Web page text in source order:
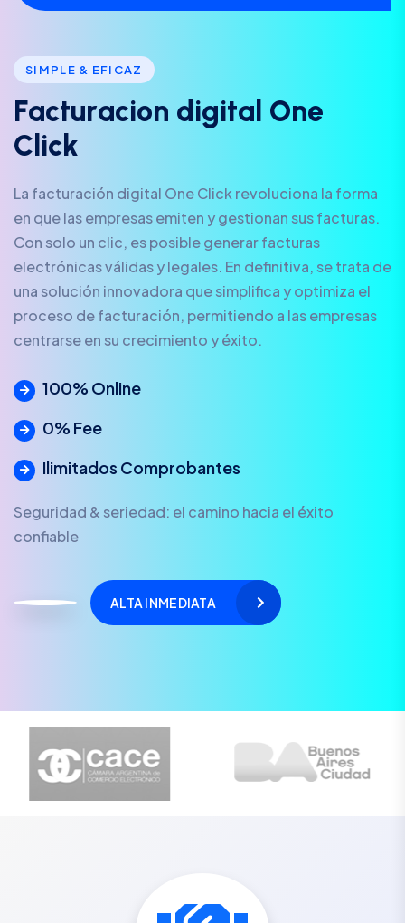
SIMPLE & EFICAZ
Facturacion d igita One
C ick
La facturación digital One Click revoluciona la forma
en que las empresas emiten y gestionan sus facturas.
Con solo un clic, es posible generar facturas
electrónicas válidas y legales. En definitiva, se trata de
una solución innovadora que simplifica y optimiza el
proceso de facturación, permitiendo a las empresas
centrarse en su crecimiento y éxito.
100% Online
0% Fee
Ilimitados Comprobantes
Seguridad & seriedad: el camino hacia el éxito
confiable
ALTA INMEDIATA